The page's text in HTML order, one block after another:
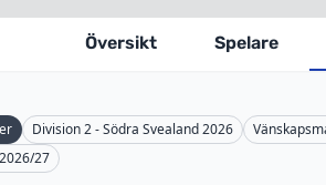
Översikt Spelare
Division 2 - Södra Svealand 2026
27